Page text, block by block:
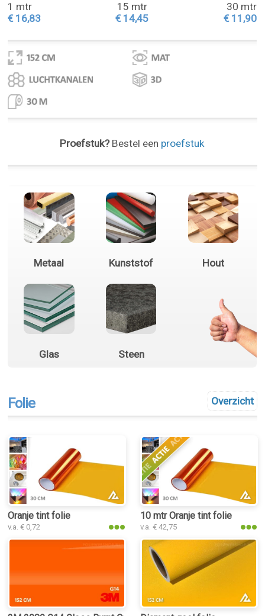
1 mtr
€ 16,83
15 mtr
€ 14,45
30 mtr
€ 11,90
Proefstuk?Bestel een proefstuk
Metaal Kunststof Hout
Glas Steen
Overzicht
Folie
Oranje tint folie
v.a. € 0,72
10 mtr Oranje tint folie
v.a. € 42,75